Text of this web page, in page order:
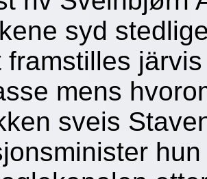
syd
framstilles
mens
sveis